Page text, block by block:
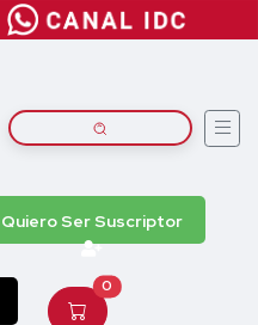
Quiero Ser Suscriptor
0